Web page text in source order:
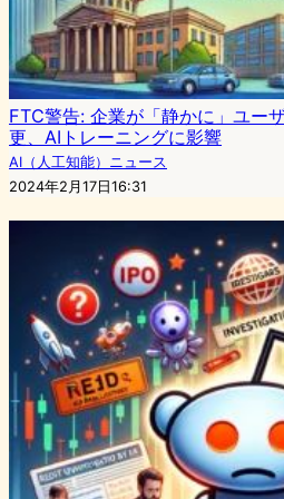
FTC警告: 企業が「静かに」ユー
更、AIトレーニングに影響
AI（人工知能）ニュース
2024年2月17日16:31